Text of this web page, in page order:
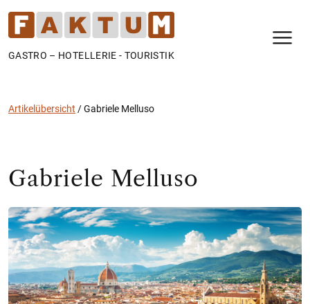
GASTRO – HOTELLERIE - TOURISTIK
Artikelübersicht /Gabriele Melluso
Gabriele Melluso